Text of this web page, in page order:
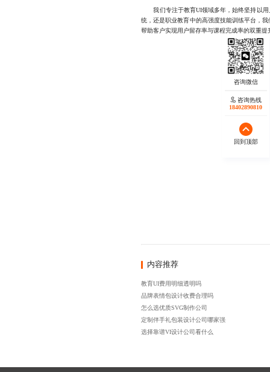
我们专注于教育UI领域多年，始终坚持以用
统，还是职业教育中的高强度技能训练平台，
帮助客户实现用户留存率与课程完成率的双重
内容推荐
教育UI费用明细透明吗
品牌表情包设计收费合理吗
怎么选优质SVG制作公司
定制伴手礼包装设计公司哪家强
选择靠谱VI设计公司看什么
咨询热线
18402890810
回到顶部